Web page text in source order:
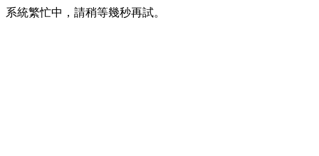
系統繁忙中，請稍等幾秒再試。